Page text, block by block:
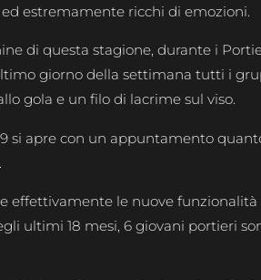
estremamente ricchi di emozioni.
di questa stagione, durante i
giorno della settimana tutti i
gola e un filo di lacrime sul viso.
si apre con un appuntamento
effettivamente le nuove
ultimi 18 mesi, 6 giovani portieri